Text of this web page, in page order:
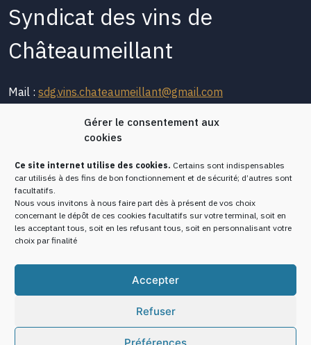
Gérer le consentement aux
cookies
Ce site internet utilise des cookies. Certains sont indispensables
car utilisés à des fins de bon fonctionnement et de sécurité; d’autres sont
facultatifs.
Nous vous invitons à nous faire part dès à présent de vos choix
concernant le dépôt de ces cookies facultatifs sur votre terminal, soit en
les acceptant tous, soit en les refusant tous, soit en personnalisant votre
choix par finalité
Accepter
Refuser
Préférences
Syndicat des vins de
Châteaumeillant
Mail : sdg.vins.chateaumeillant@gmail.com
Les vins de
Châteaumeillant
Le vignoble de
Visiter le vignoble de
Châteaumeillant
Formulaire de contact
Politique de protection des
données